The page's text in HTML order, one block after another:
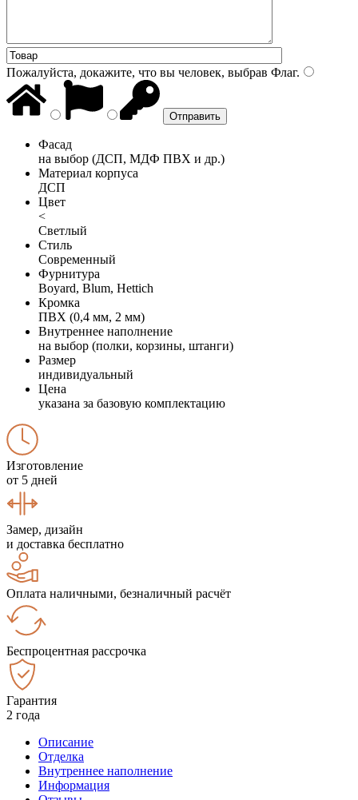
Пожалуйста, докажите, что вы человек, выбрав Флаг.
Фасад
на выбор (ДСП, МДФ ПВХ и др.)
Материал корпуса
ДСП
Цвет
<
Светлый
Стиль
Современный
Фурнитура
Boyard, Blum, Hettich
Кромка
ПВХ (0,4 мм, 2 мм)
Внутреннее наполнение
на выбор (полки, корзины, штанги)
Размер
индивидуальный
Цена
указана за базовую комплектацию
Изготовление
от 5 дней
Замер, дизайн
и доставка бесплатно
Оплата наличными, безналичный расчёт
Беспроцентная рассрочка
Гарантия
2 года
Описание
Отделка
Внутреннее наполнение
Информация